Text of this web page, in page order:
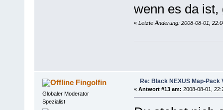
wenn es da ist,
« Letzte Änderung: 2008-08-01,
Fingolfin
Globaler Moderator
Spezialist
Re: Black NEXUS Map-Pack
« Antwort #13 am: 2008-08-01,